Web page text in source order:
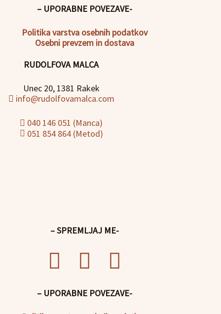
– UPORABNE POVEZAVE-
Politikavarstva osebnih podatkov
Osebni prevzem in dostava
RUDOLFOVA MALCA
Unec 20, 1381 Rakek
info@rudolfovamalca.com
040 146 051 (Manca)
051 854 864 (Metod)
– SPREMLJAJ ME-
– UPORABNE POVEZAVE-